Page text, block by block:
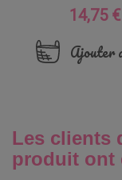
Prix
14,75 €
Ajouter
Les clients
produit ont